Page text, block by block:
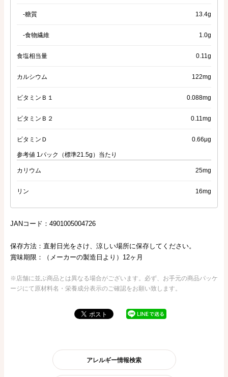
-糖質 13.4g
-食物繊維 1.0g
食塩相当量 0.11g
カルシウム 122mg
ビタミンＢ１ 0.088mg
ビタミンＢ２ 0.11mg
ビタミンＤ 0.66μg
参考値 1パック（標準21.5g）当たり
カリウム 25mg
リン 16mg
JANコード：4901005004726
保存方法：直射日光をさけ、涼しい場所に保存してください。
賞味期限：（メーカーの製造日より）12ヶ月
※店舗に並ぶ商品とは異なる場合がございます。必ず、お手元の商品パッケ
ージにて原材料名・栄養成分表示のご確認をお願い致します。
アレルギー情報検索